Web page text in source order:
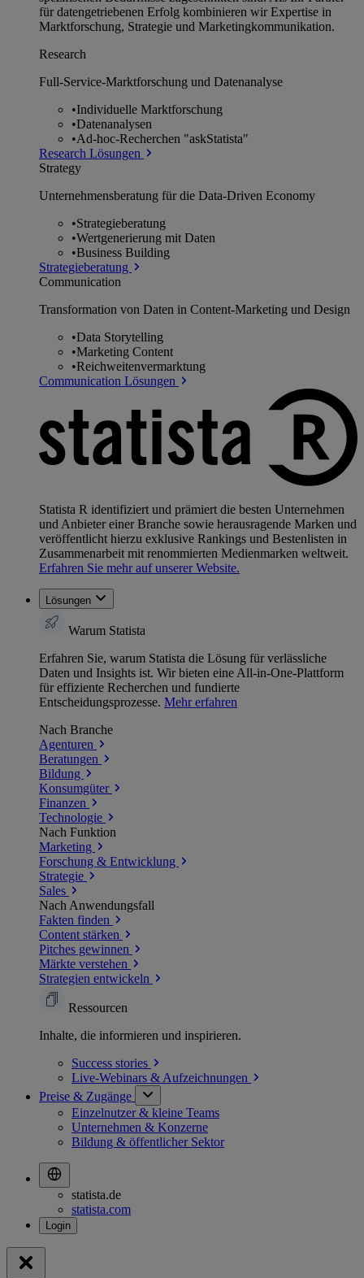
für datengetriebenen Erfolg kombinieren wir Expertise in
Marktforschung, Strategie und Marketingkommunikation.
Research
Full-Service-Marktforschung und Datenanalyse
•Individuelle Marktforschung
•Datenanalysen
•Ad-hoc-Recherchen "askStatista"
Research Lösungen
Strategy
Unternehmens­beratung für die Data-Driven Economy
•Strategieberatung
•Wertgenerierung mit Daten
•Business Building
Strategieberatung
Communication
Transformation von Daten in Content-Marketing und Design
•Data Storytelling
•Marketing Content
•Reichweitenvermarktung
Communication Lösungen
Statista R identifiziert und prämiert die besten Unternehmen
und Anbieter einer Branche sowie herausragende Marken und
veröffentlicht hierzu exklusive Rankings und Bestenlisten in
Zusammenarbeit mit renommierten Medienmarken weltweit.
Erfahren Sie mehr auf unserer Website.
Lösungen
Warum Statista
Erfahren Sie, warum Statista die Lösung für verlässliche
Daten und Insights ist. Wir bieten eine All-in-One-Plattform
für effiziente Recherchen und fundierte
Entscheidungsprozesse. Mehr erfahren
Nach Branche
Agenturen
Beratungen
Bildung
Konsumgüter
Finanzen
Technologie
Nach Funktion
Marketing
Forschung & Entwicklung
Strategie
Sales
Nach Anwendungsfall
Fakten finden
Content stärken
Pitches gewinnen
Märkte verstehen
Strategien entwickeln
Ressourcen
Inhalte, die informieren und inspirieren.
Success stories
Live-Webinars & Aufzeichnungen
Preise & Zugänge
Einzelnutzer & kleine Teams
Unternehmen & Konzerne
Bildung & öffentlicher Sektor
statista.de
statista.com